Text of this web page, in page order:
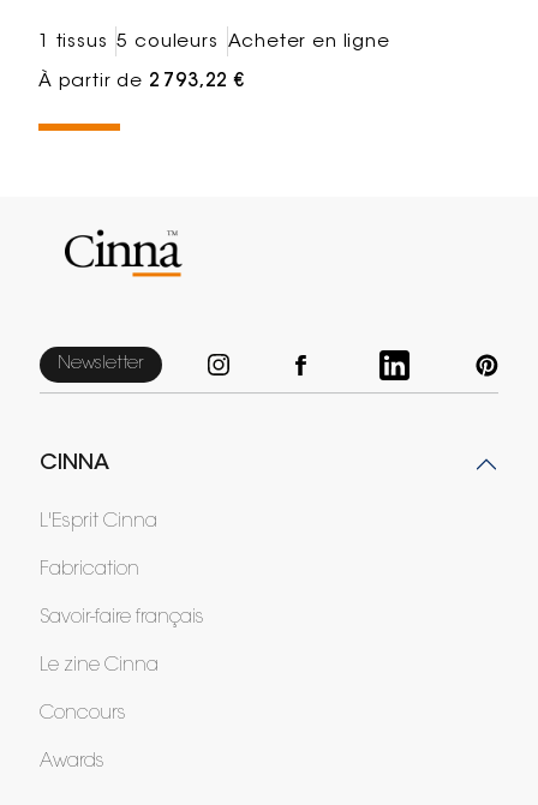
1 tissus 5 couleurs Acheter en ligne
À partir de 2 793,22 €
Newsletter
CINNA
L'Esprit Cinna
Fabrication
Savoir-faire français
Le zine Cinna
Concours
Awards